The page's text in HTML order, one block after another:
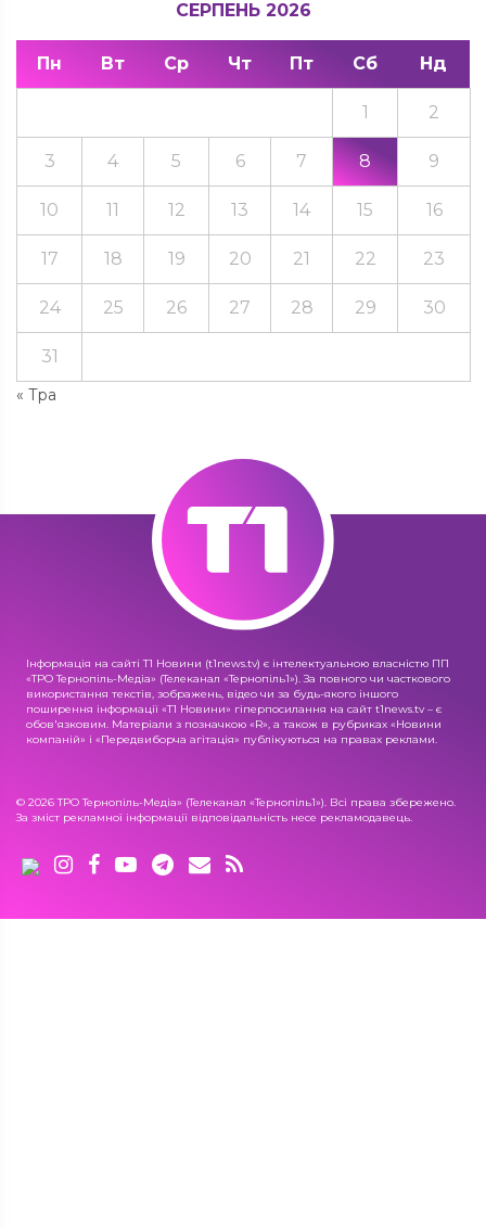
СЕРПЕНЬ 2026
Пн Вт Ср Чт Пт Сб Нд
« Тра
1 2
3 4 5 6 7 8 9
10 11 12 13 14 15 16
17 18 19 20 21 22 23
24 25 26 27 28 29 30
31
Інформація на сайті Т1 Новини (t1news.tv) є інтелектуальною власністю ПП
«ТРО Тернопіль-Медіа» (Телеканал «Тернопіль1»). За повного чи часткового
використання текстів, зображень, відео чи за будь-якого іншого
поширення інформації «Т1 Новини» гіперпосилання на сайт t1news.tv – є
обов'язковим. Матеріали з позначкою «R», а також в рубриках «Новини
компаній» і «Передвиборча агітація» публікуються на правах реклами.
© 2026 ТРО Тернопіль-Медіа» (Телеканал «Тернопіль1»). Всі права збережено.
За зміст рекламної інформації відповідальність несе рекламодавець.